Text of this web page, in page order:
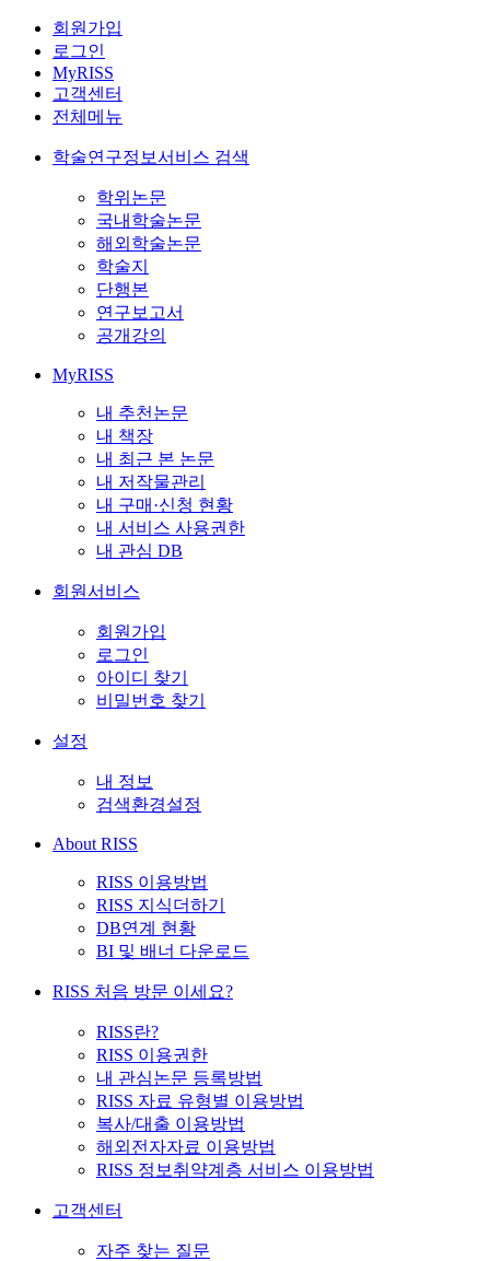
회원가입
로그인
MyRISS
고객센터
전체메뉴
학술연구정보서비스 검색
학위논문
국내학술논문
해외학술논문
학술지
단행본
연구보고서
공개강의
MyRISS
내 추천논문
내 책장
내 최근 본 논문
내 저작물관리
내 구매·신청 현황
내 서비스 사용권한
내 관심 DB
회원서비스
회원가입
로그인
아이디 찾기
비밀번호 찾기
설정
내 정보
검색환경설정
About RISS
RISS 이용방법
RISS 지식더하기
DB연계 현황
BI 및 배너 다운로드
RISS 처음 방문 이세요?
RISS란?
RISS 이용권한
내 관심논문 등록방법
RISS 자료 유형별 이용방법
복사/대출 이용방법
해외전자자료 이용방법
RISS 정보취약계층 서비스 이용방법
고객센터
자주 찾는 질문